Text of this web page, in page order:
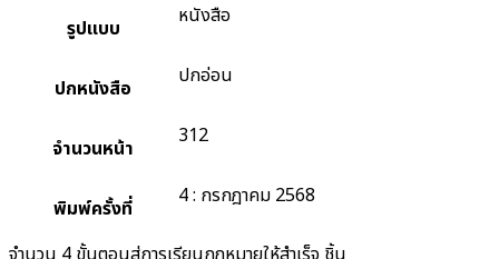
รูปแบบ หนังสือ
ปกหนังสือ ปกอ่อน
จำนวนหน้า 312
พิมพ์ครั้งที่ 4 : กรกฎาคม 2568